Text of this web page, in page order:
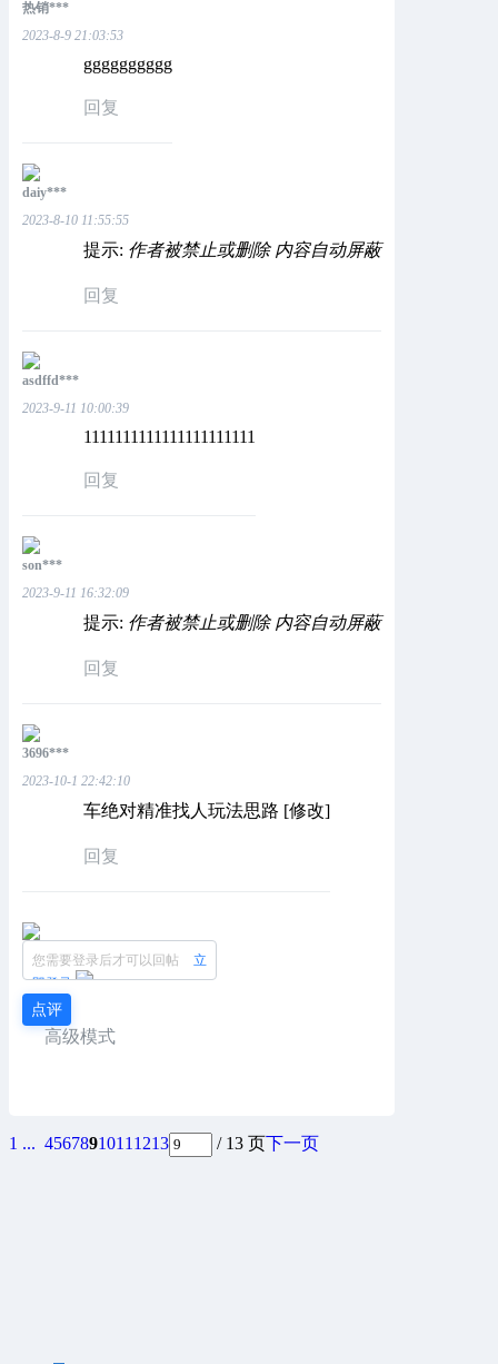
热销***
2023-8-9 21:03:53
gggggggggg
回复
daiy***
2023-8-10 11:55:55
提示: 作者被禁止或删除 内容自动屏蔽
回复
asdffd***
2023-9-11 10:00:39
1111111111111111111111
回复
son***
2023-9-11 16:32:09
提示: 作者被禁止或删除 内容自动屏蔽
回复
3696***
2023-10-1 22:42:10
车绝对精准找人玩法思路 [修改]
回复
您需要登录后才可以回帖
立
即登录
点评
高级模式
1 ... 4567891011 1213 / 13 页下一页